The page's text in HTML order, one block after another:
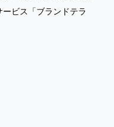
ビス「ブランドテラ